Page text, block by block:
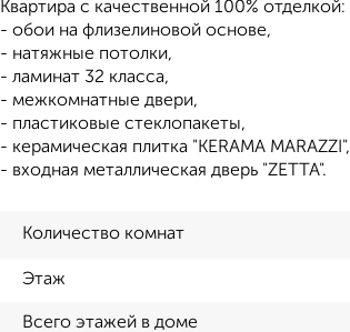
Квартира с качественной 100% отделкой:
- обои на флизелиновой основе,
- натяжные потолки,
- ламинат 32 класса,
- межкомнатные двери,
- пластиковые стеклопакеты,
- керамическая плитка "KERAMA MARAZZI",
- входная металлическая дверь "ZETTA".
Количество комнат
Этаж
Всего этажей в доме